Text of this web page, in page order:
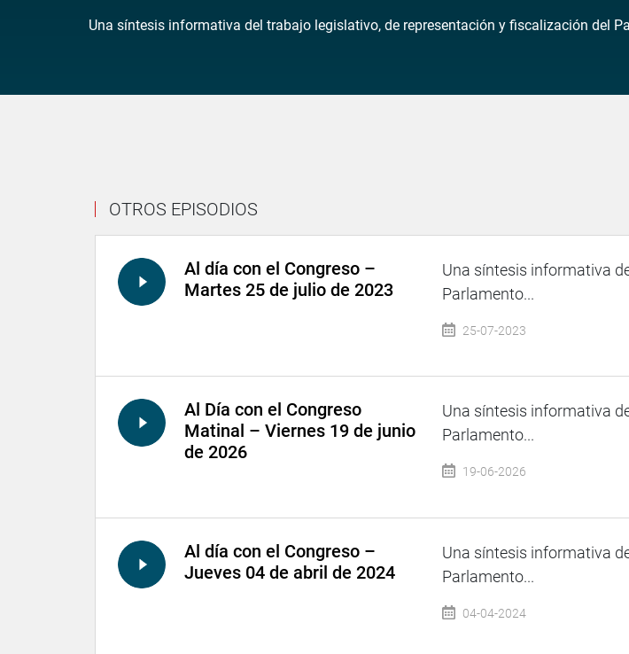
Una síntesis informativa del trabajo legislativo, de representación y fiscalización del
OTROS EPISODIOS
Al día con el Congreso –
Martes 25 de julio de 2023
Una síntesis informativa
Parlamento...
25-07-2023
Al Día con el Congreso
Matinal – Viernes 19 de junio
de 2026
Una síntesis informativa
Parlamento...
19-06-2026
Al día con el Congreso –
Jueves 04 de abril de 2024
Una síntesis informativa
Parlamento...
04-04-2024